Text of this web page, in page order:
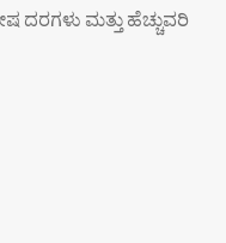
ಮತ್ತು ಹೆಚ್ಚುವರಿ